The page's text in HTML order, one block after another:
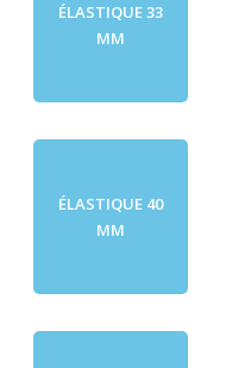
ÉLASTIQUE 33
MM
ÉLASTIQUE 40
MM